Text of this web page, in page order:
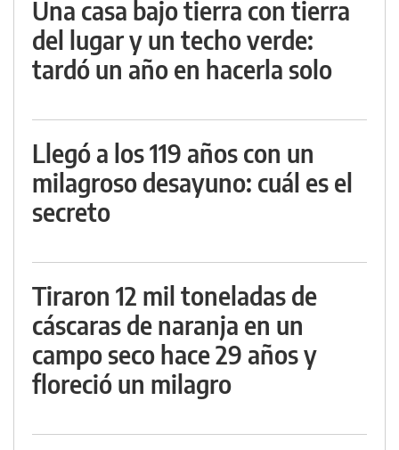
Una casa bajo tierra con tierra
del lugar y un techo verde:
tardó un año en hacerla solo
Llegó a los 119 años con un
milagroso desayuno: cuál es el
secreto
Tiraron 12 mil toneladas de
cáscaras de naranja en un
campo seco hace 29 años y
floreció un milagro